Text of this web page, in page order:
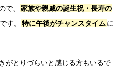
で、
家族や親戚の誕生祝・長寿の
です。 特に午後がチャンスタイム に
がとりづらいと感じる方もいるで